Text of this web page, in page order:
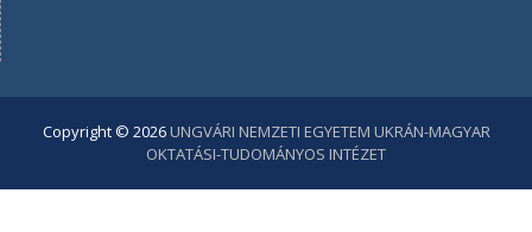
Copyright © 2026UNGVÁRI NEMZETI EGYETEM UKRÁN-MAGYAR
OKTATÁSI-TUDOMÁNYOS INTÉZET